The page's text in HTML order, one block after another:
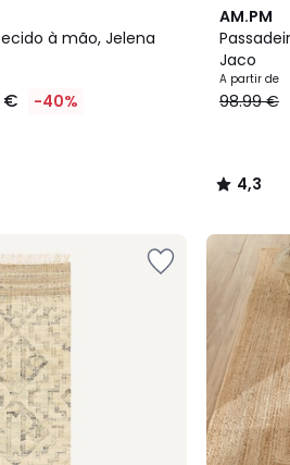
à mão, Jelena
€ -40%
AM.PM
Jaco
A partir de
98.99 €
4,3
/ 5
4,3
/